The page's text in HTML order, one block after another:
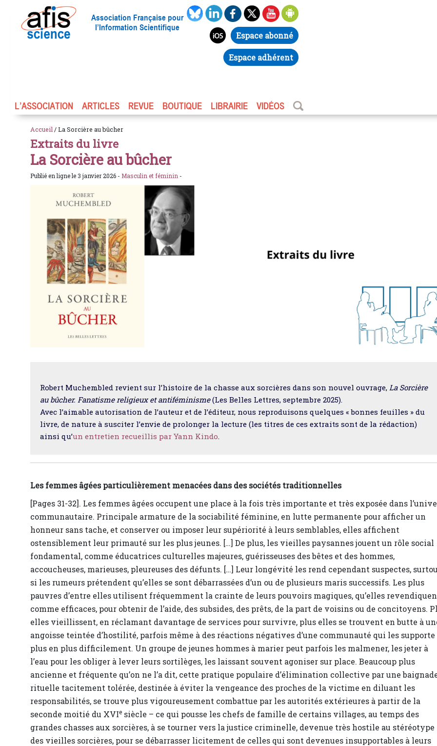
Association Française pour
l’Information Scientifique
Espace abonné
Espace adhérent
L’ASSOCIATION ARTICLES REVUE BOUTIQUE LIBRAIRIE VIDÉOS
Accueil / La Sorcière au bûcher
Extraits du livre
La Sorcière au bûcher
Publié en ligne le 3 janvier 2026 - Masculin et féminin -
Robert Muchembled revient sur l’histoire de la chasse aux sorcières dans son nouvel ouvrage, La Sorcière
au bûcher. Fanatisme religieux et antiféminisme(Les Belles Lettres, septembre 2025).
Avec l’aimable autorisation de l’auteur et de l’éditeur, nous reproduisons quelques « bonnes feuilles » du
livre, de nature à susciter l’envie de prolonger la lecture (les titres de ces extraits sont de la rédaction)
ainsi qu’un entretien recueillis par Yann Kindo.
Les femmes âgées particulièrement menacées dans des sociétés traditionnelles
[Pages 31-32]. Les femmes âgées occupent une place à la fois très importante et très exposée dans
communautaire. Principale armature de la sociabilité féminine, en lutte permanente pour afficher un
honneur sans tache, et conserver ou imposer leur supériorité à leurs semblables, elles affichent
ostensiblement leur primauté sur les plus jeunes. […] De plus, les vieilles paysannes jouent un rôle social
fondamental, comme éducatrices culturelles majeures, guérisseuses des bêtes et des hommes,
accoucheuses, marieuses, pleureuses des défunts. […] Leur longévité les rend cependant suspectes,
si les rumeurs prétendent qu’elles se sont débarrassées d’un ou de plusieurs maris successifs. Les plus
pauvres d’entre elles utilisent fréquemment la crainte de leurs pouvoirs magiques, qu’elles
comme efficaces, pour obtenir de l’aide, des subsides, des prêts, de la part de voisins ou de concitoyens.
elles vieillissent, en réclamant davantage de services pour survivre, plus elles se trouvent en butte à
angoisse teintée d’hostilité, parfois même à des réactions négatives d’une communauté qui les supporte
plus en plus difficilement. Un groupe de jeunes hommes à marier peut parfois les malmener, les jeter à
l’eau pour les obliger à lever leurs sortilèges, les laissant souvent agoniser sur place. Beaucoup plus
ancienne et fréquente qu’on ne l’a dit, cette pratique populaire d’élimination collective par une
rituelle tacitement tolérée, destinée à éviter la vengeance des proches de la victime en diluant les
responsabilités, se trouve plus vigoureusement combattue par les autorités extérieures à partir de la
seconde moitié du XVIe siècle – ce qui pousse les chefs de famille de certains villages, au temps des
grandes chasses aux sorcières, à se tourner vers la justice criminelle, devenue très hostile au stéréotype
des vieilles sorcières, pour se débarrasser licitement de celles qui sont devenues insupportables à leurs